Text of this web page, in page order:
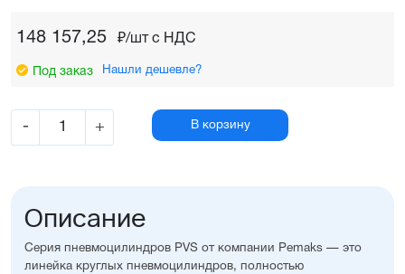
148 157,25 ₽/шт c НДС
Под заказ Нашли дешевле?
- + В корзину
Описание
Серия пневмоцилиндров PVS от компании Pemaks — это
линейка круглых пневмоцилиндров, полностью